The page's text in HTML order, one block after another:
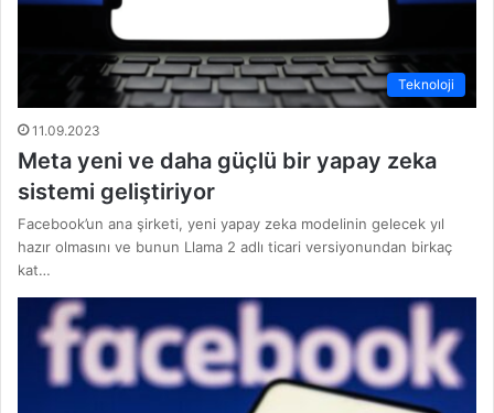
Teknoloji
11.09.2023
Meta yeni ve daha güçlü bir yapay zeka
sistemi geliştiriyor
Facebook’un ana şirketi, yeni yapay zeka modelinin gelecek yıl
hazır olmasını ve bunun Llama 2 adlı ticari versiyonundan birkaç
kat…